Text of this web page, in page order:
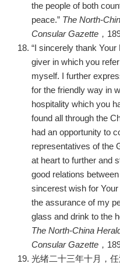
the people of both
peace.” The North-
Consular Gazette ，
“I sincerely thank
giver in which you
myself. I further
for the friendly way in
hospitality which you
found all through the
had an opportunity to
representatives of the
at heart to further and
good relations
sincerest wish for
the assurance of my
glass and drink to the
The North-China
Consular Gazette ，
光绪二十三年十月，